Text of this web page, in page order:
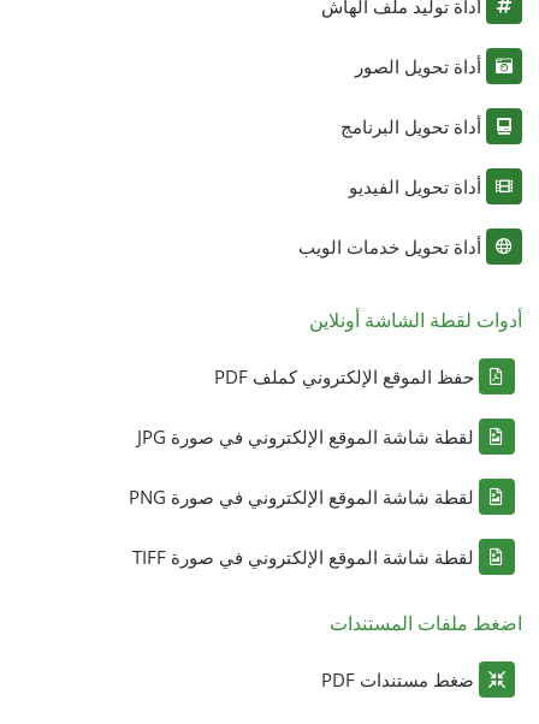
أداة توليد ملف الهاش
أداة تحويل الصور
أداة تحويل البرنامج
أداة تحويل الفيديو
أداة تحويل خدمات الويب
أدوات لقطة الشاشة أونلاين
حفظ الموقع الإلكتروني كملف PDF
لقطة شاشة الموقع الإلكتروني في صورة JPG
لقطة شاشة الموقع الإلكتروني في صورة PNG
لقطة شاشة الموقع الإلكتروني في صورة TIFF
اضغط ملفات المستندات
ضغط مستندات PDF